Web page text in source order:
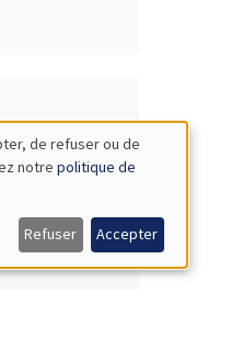
de refuser ou de
notre politique de
Refuser Accepter